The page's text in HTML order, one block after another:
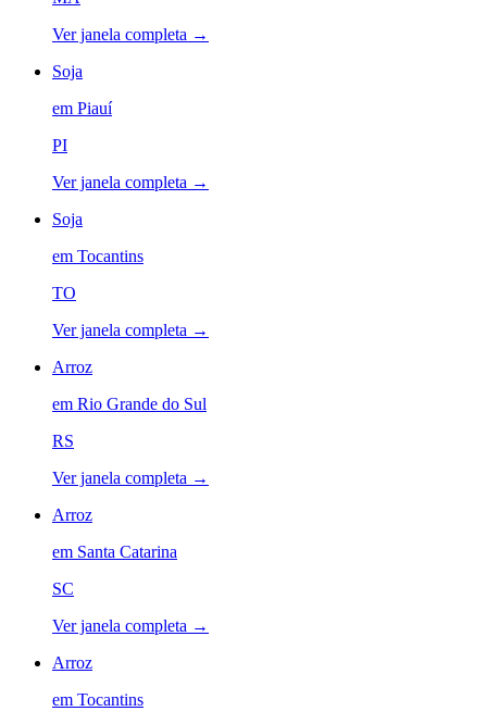
Ver janela completa →
Soja
em Piauí
PI
Ver janela completa →
Soja
em Tocantins
TO
Ver janela completa →
Arroz
em Rio Grande do Sul
RS
Ver janela completa →
Arroz
em Santa Catarina
SC
Ver janela completa →
Arroz
em Tocantins